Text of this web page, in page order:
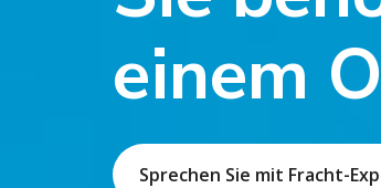
einem
Sprechen Sie mit Fracht-